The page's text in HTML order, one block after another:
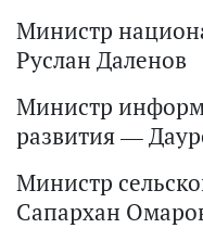
Министр
Руслан Даленов
Министр
развития —
Министр
Сапархан